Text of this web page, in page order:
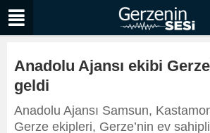
Anadolu Ajansı ekibi
geldi
Anadolu Ajansı Samsun,
Gerze ekipleri, Gerze’nin ev